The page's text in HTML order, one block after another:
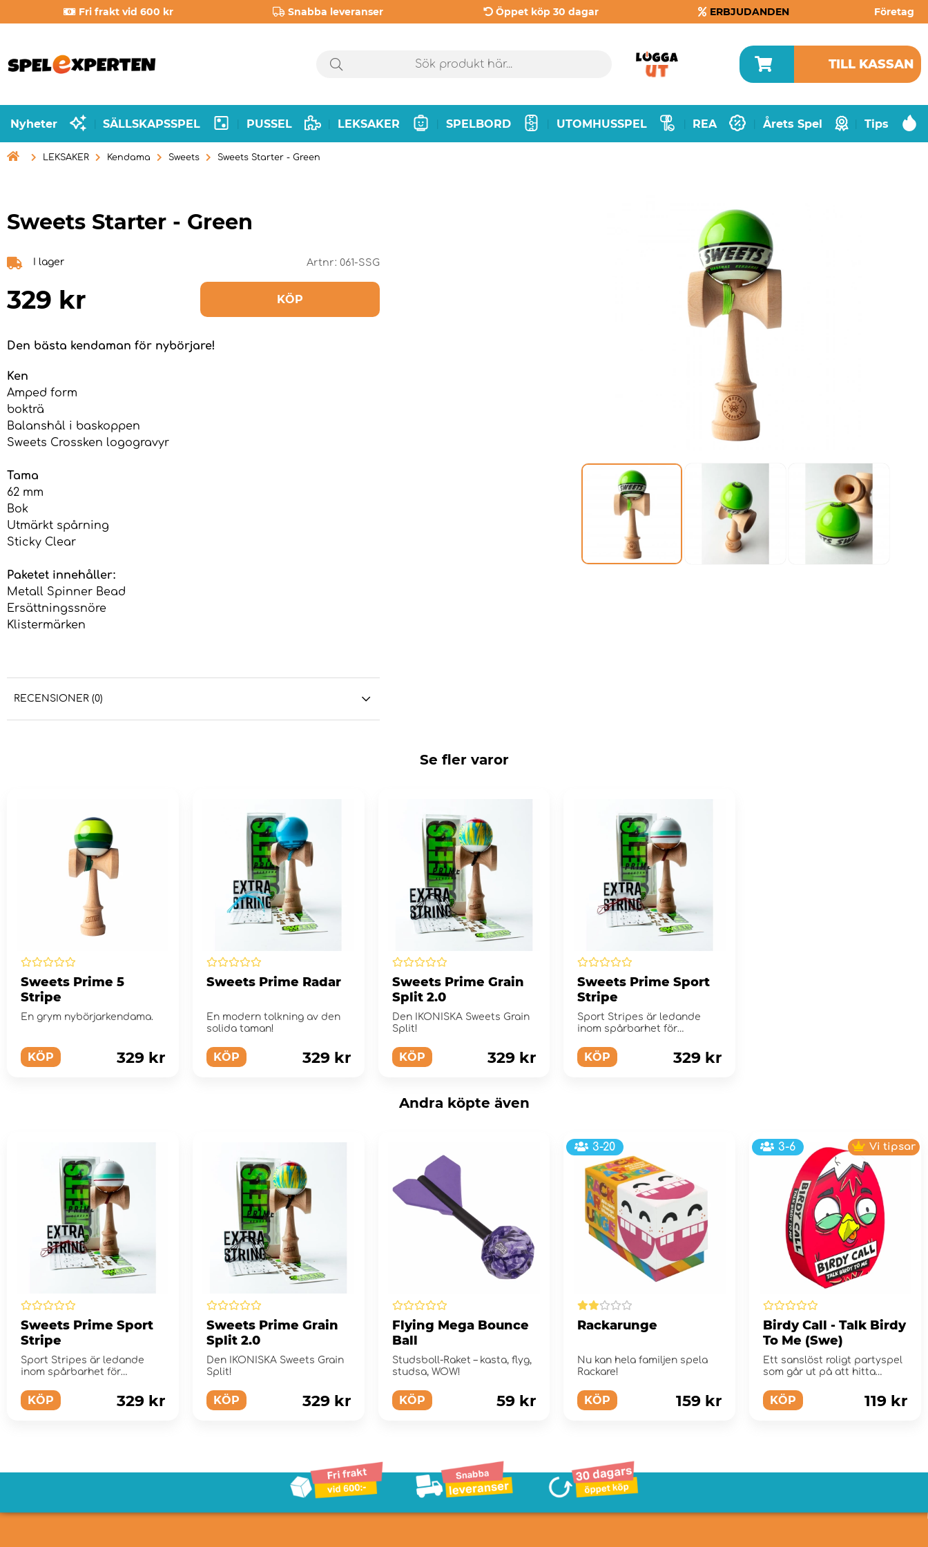
Fri frakt vid 600 kr Snabba leveranser Öppet köp 30 dagar ERBJUDANDEN Företag
TILL KASSAN
Nyheter SÄLLSKAPSSPEL PUSSEL LEKSAKER SPELBORD UTOMHUSSPEL REA Årets Spel Tips
 LEKSAKER Kendama Sweets Sweets Starter - Green
Sweets Starter - Green
I lager Artnr: 061-SSG
329 kr KÖP
Den bästa kendaman för nybörjare!
Ken
Amped form
bokträ
Balanshål i baskoppen
Sweets Crossken logogravyr
Tama
62 mm
Bok
Utmärkt spårning
Sticky Clear
Paketet innehåller:
Metall Spinner Bead
Ersättningssnöre
Klistermärken
RECENSIONER (0)
Se fler varor
Sweets Prime 5
Stripe
En grym nybörjarkendama.
KÖP 329 kr
Sweets Prime Radar
En modern tolkning av den
solida taman!
KÖP 329 kr
Sweets Prime Grain
Split 2.0
Den IKONISKA Sweets Grain
Split!
KÖP 329 kr
Sweets Prime Sport
Stripe
Sport Stripes är ledande
inom spårbarhet för
KÖP 329 kr
Andra köpte även
Sweets Prime Sport
Stripe
Sport Stripes är ledande
inom spårbarhet för
KÖP 329 kr
Sweets Prime Grain
Split 2.0
Den IKONISKA Sweets Grain
Split!
KÖP 329 kr
Flying Mega Bounce
Ball
Studsboll-Raket – kasta, flyg,
studsa, WOW!
KÖP 59 kr
3-20
Rackarunge
Nu kan hela familjen spela
Rackare!
KÖP 159 kr
3-6 Vi tipsar
Birdy Call - Talk Birdy
To Me (Swe)
Ett sanslöst roligt partyspel
som går ut på att hitta
KÖP 119 kr